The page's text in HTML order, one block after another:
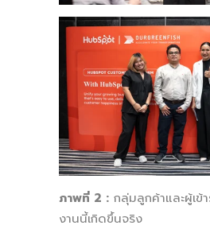
ภาพที่ 2 : กลุ่มลูกค้าและผู้เข้
งานนี้เกิดขึ้นจริง